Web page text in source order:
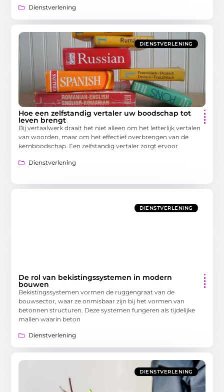
Dienstverlening
DIENSTVERLENING
Hoe een zelfstandig vertaler uw boodschap tot
leven brengt
Bij vertaalwerk draait het niet alleen om het letterlijk vertalen
van woorden, maar om het effectief overbrengen van de
kernboodschap. Een zelfstandig vertaler zorgt ervoor
Dienstverlening
DIENSTVERLENING
De rol van bekistingssystemen in modern
bouwen
Bekistingssystemen vormen de ruggengraat van de
bouwsector, waar ze onmisbaar zijn bij het vormen van
betonnen structuren. Deze systemen fungeren als tijdelijke
mallen waarin beton
Dienstverlening
DIENSTVERLENING